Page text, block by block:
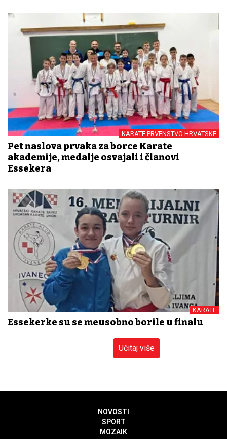
KARATE PRVENSTVO HRVATSKE
Pet naslova prvaka za borce Karate
akademije, medalje osvajali i članovi
Essekera
KARATE
Essekerke su se međusobno borile u finalu
Učitaj više
NOVOSTI
SPORT
MOZAIK